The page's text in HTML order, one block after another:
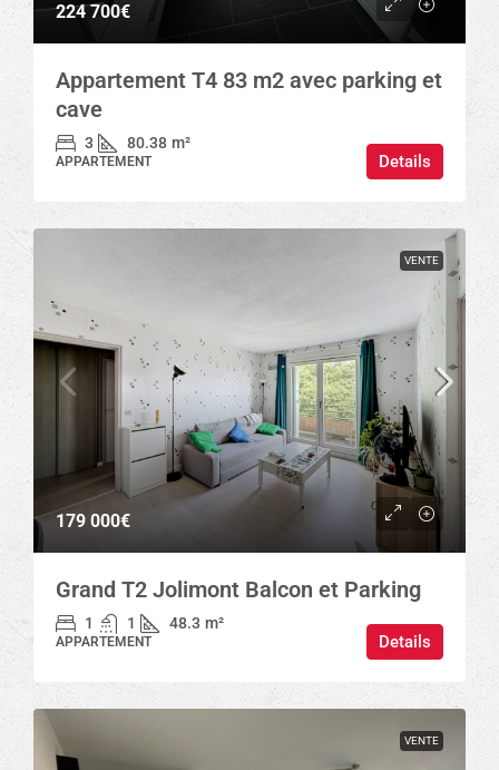
224 700€
Appartement T4 83 m2 avec parking et
cave
3 80.38 m²
APPARTEMENT Details
VENTE
179 000€
Grand T2 Jolimont Balcon et Parking
1 1 48.3 m²
APPARTEMENT Details
VENTE